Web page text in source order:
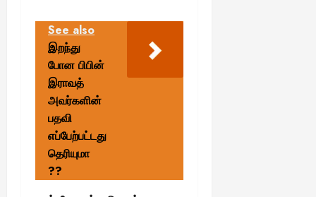
See also
இறந்து
போன பிபின்
இராவத்
அவர்களின்
பதவி
எப்பேற்பட்டது
தெரியுமா
??